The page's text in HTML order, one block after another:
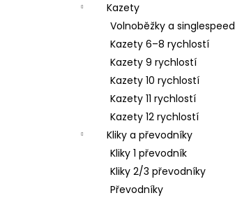
Kazety
Volnoběžky a singlespeed
Kazety 6–8 rychlostí
Kazety 9 rychlostí
Kazety 10 rychlostí
Kazety 11 rychlostí
Kazety 12 rychlostí
Kliky a převodníky
Kliky 1 převodník
Kliky 2/3 převodníky
Převodníky